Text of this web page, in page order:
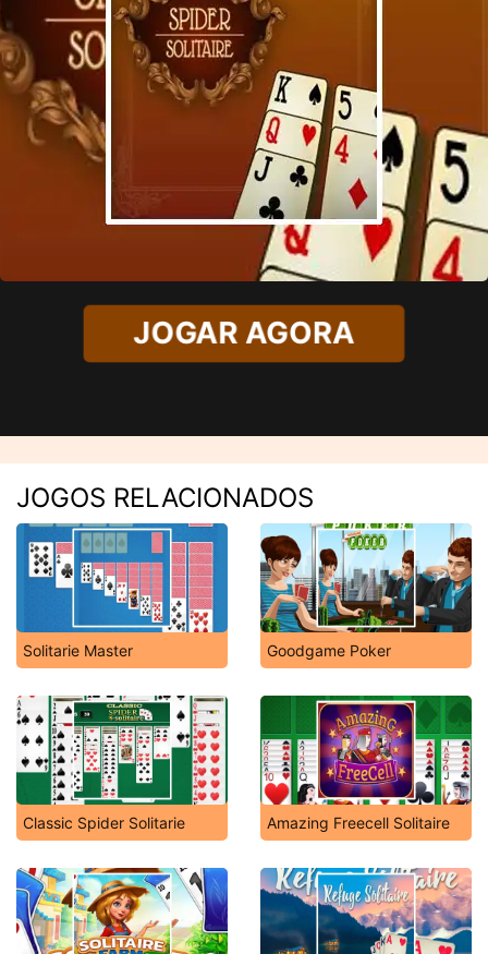
JOGAR AGORA
JOGOS RELACIONADOS
Solitarie Master Goodgame Poker
Classic Spider Solitarie Amazing Freecell Solitaire